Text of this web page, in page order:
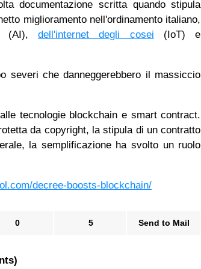
documentazione scritta quando stipula
miglioramento nell'ordinamento italiano,
(AI),dell'internet degli cosei (IoT) e
severi che danneggerebbero il massiccio
tecnologie blockchain e smart contract.
da copyright, la stipula di un contratto
la semplificazione ha svolto un ruolo
decree-boosts-blockchain/
0 5 Send to Mail
)